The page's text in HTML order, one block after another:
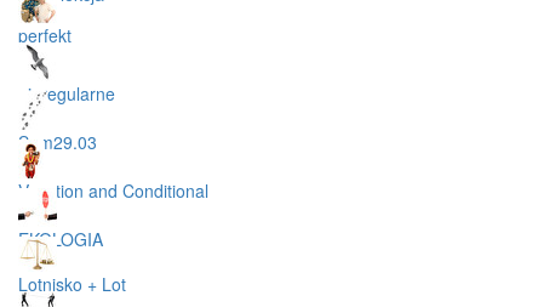
perfekt
nieregularne
Sam29.03
Vacation and Conditional
EKOLOGIA
Lotnisko + Lot